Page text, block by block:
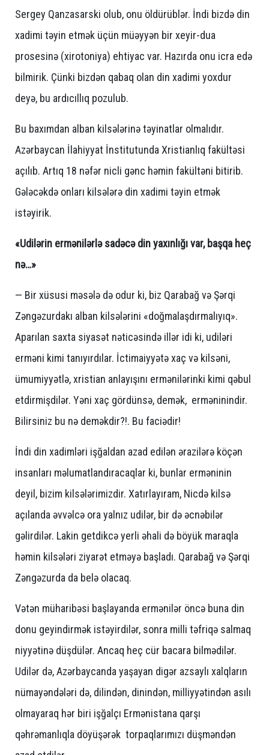
Sergey Qanzasarski olub, onu öldürüblər. İndi bizdə din
xadimi təyin etmək üçün müəyyən bir xeyir-dua
prosesinə (xirotoniya) ehtiyac var. Hazırda onu icra edə
bilmirik. Çünki bizdən qabaq olan din xadimi yoxdur
deyə, bu ardıcıllıq pozulub.
Bu baxımdan alban kilsələrinə təyinatlar olmalıdır.
Azərbaycan İlahiyyat İnstitutunda Xristianlıq fakültəsi
açılıb. Artıq 18 nəfər nicli gənc həmin fakültəni bitirib.
Gələcəkdə onları kilsələrə din xadimi təyin etmək
istəyirik.
«Udilərin ermənilərlə sadəcə din yaxınlığı var, başqa heç
nə…»
— Bir xüsusi məsələ də odur ki, biz Qarabağ və Şərqi
Zəngəzurdakı alban kilsələrini «doğmalaşdırmalıyıq».
Aparılan saxta siyasət nəticəsində illər idi ki, udiləri
erməni kimi tanıyırdılar. İctimaiyyətə xaç və kilsəni,
ümumiyyətlə, xristian anlayışını ermənilərinki kimi qəbul
etdirmişdilər. Yəni xaç gördünsə, demək, erməninindir.
Bilirsiniz bu nə deməkdir?!. Bu faciədir!
İndi din xadimləri işğaldan azad edilən ərazilərə köçən
insanları məlumatlandıracaqlar ki, bunlar erməninin
deyil, bizim kilsələrimizdir. Xatırlayıram, Nicdə kilsə
açılanda əvvəlcə ora yalnız udilər, bir də əcnəbilər
gəlirdilər. Lakin getdikcə yerli əhali də böyük maraqla
həmin kilsələri ziyarət etməyə başladı. Qarabağ və Şərqi
Zəngəzurda da belə olacaq.
Vətən müharibəsi başlayanda ermənilər öncə buna din
donu geyindirmək istəyirdilər, sonra milli təfriqə salmaq
niyyətinə düşdülər. Ancaq heç cür bacara bilmədilər.
Udilər də, Azərbaycanda yaşayan digər azsaylı xalqların
nümayəndələri də, dilindən, dinindən, milliyyətindən asılı
olmayaraq hər biri işğalçı Ermənistana qarşı
qəhrəmanlıqla döyüşərək torpaqlarımızı düşməndən